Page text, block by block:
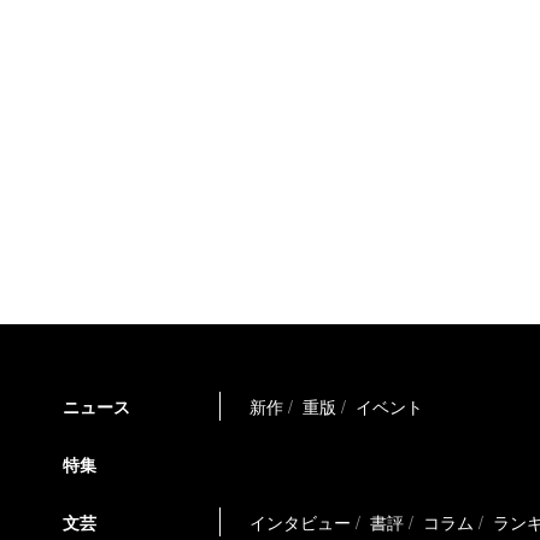
ニュース 新作 重版 イベント
特集
文芸 インタビュー 書評 コラム ラン